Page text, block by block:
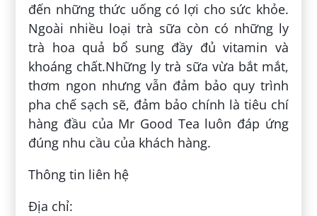
đến những thức uống có lợi cho sức khỏe.
Ngoài nhiều loại trà sữa còn có những ly
trà hoa quả bổ sung đầy đủ vitamin và
khoáng chất.Những ly trà sữa vừa bắt mắt,
thơm ngon nhưng vẫn đảm bảo quy trình
pha chế sạch sẽ, đảm bảo chính là tiêu chí
hàng đầu của Mr Good Tea luôn đáp ứng
đúng nhu cầu của khách hàng.
Thông tin liên hệ
Địa chỉ: